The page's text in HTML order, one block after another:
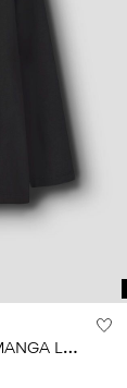
C
ORTE REGULAR FIT TOP DE MANGA LARGA